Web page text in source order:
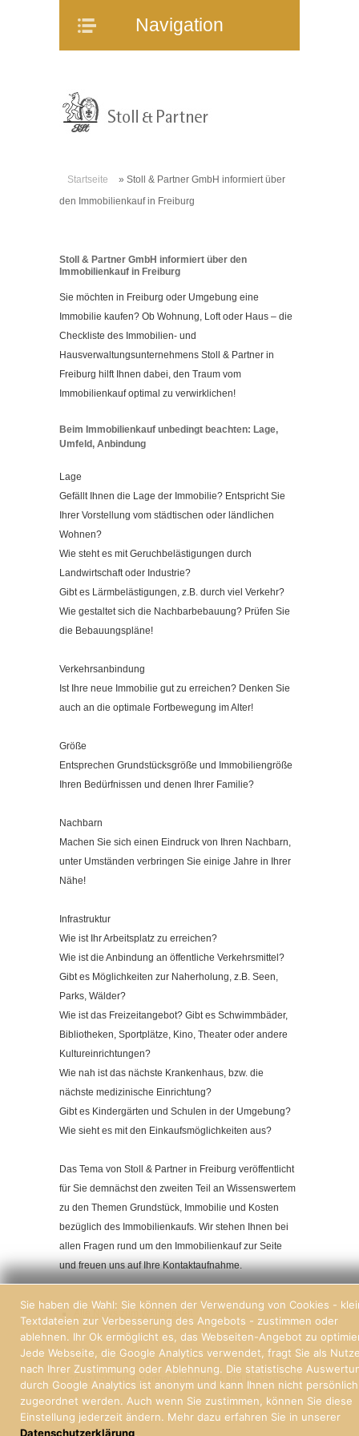
Navigation
Navigation
Mitarbeiter
Verkauf und Vermietung
Partner
Stellenangebote
Impressum
Cookieeinstellungen ändern
Startseite » Stoll & Partner GmbH informiert über
den Immobilienkauf in Freiburg
Stoll & Partner GmbH informiert über den
Immobilienkauf in Freiburg
Sie möchten in Freiburg oder Umgebung eine
Immobilie kaufen? Ob Wohnung, Loft oder Haus – die
Checkliste des Immobilien- und
Hausverwaltungsunternehmens Stoll & Partner in
Freiburg hilft Ihnen dabei, den Traum vom
Immobilienkauf optimal zu verwirklichen!
Beim Immobilienkauf unbedingt beachten: Lage,
Umfeld, Anbindung
Lage
Gefällt Ihnen die Lage der Immobilie? Entspricht Sie
Ihrer Vorstellung vom städtischen oder ländlichen
Wohnen?
Wie steht es mit Geruchbelästigungen durch
Landwirtschaft oder Industrie?
Gibt es Lärmbelästigungen, z.B. durch viel Verkehr?
Wie gestaltet sich die Nachbarbebauung? Prüfen Sie
die Bebauungspläne!
Verkehrsanbindung
Ist Ihre neue Immobilie gut zu erreichen? Denken Sie
auch an die optimale Fortbewegung im Alter!
Größe
Entsprechen Grundstücksgröße und Immobiliengröße
Ihren Bedürfnissen und denen Ihrer Familie?
Nachbarn
Machen Sie sich einen Eindruck von Ihren Nachbarn,
unter Umständen verbringen Sie einige Jahre in Ihrer
Nähe!
Infrastruktur
Wie ist Ihr Arbeitsplatz zu erreichen?
Wie ist die Anbindung an öffentliche Verkehrsmittel?
Gibt es Möglichkeiten zur Naherholung, z.B. Seen,
Parks, Wälder?
Wie ist das Freizeitangebot? Gibt es Schwimmbäder,
Bibliotheken, Sportplätze, Kino, Theater oder andere
Kultureinrichtungen?
Wie nah ist das nächste Krankenhaus, bzw. die
nächste medizinische Einrichtung?
Gibt es Kindergärten und Schulen in der Umgebung?
Wie sieht es mit den Einkaufsmöglichkeiten aus?
Das Tema von Stoll & Partner in Freiburg veröffentlicht
für Sie demnächst den zweiten Teil an Wissenswertem
zu den Themen Grundstück, Immobilie und Kosten
bezüglich des Immobilienkaufs. Wir stehen Ihnen bei
allen Fragen rund um den Immobilienkauf zur Seite
und freuen uns auf Ihre Kontaktaufnahme.
© 2026 | Stoll und Partner, Immobilien und Hausverwaltung Freiburg
Sie haben die Wahl: Sie können der Verwendung von Cookies -
Textdateien zur Verbesserung des Angebots - zustimmen oder
ablehnen. Ihr Ok ermöglicht es, das Webseiten-Angebot zu
Jede Webseite, die Google Analytics verwendet, fragt Sie als
nach Ihrer Zustimmung oder Ablehnung. Die statistische
durch Google Analytics ist anonym und kann Ihnen nicht persönlich
zugeordnet werden. Auch wenn Sie zustimmen, können Sie diese
Einstellung jederzeit ändern. Mehr dazu erfahren Sie in unserer
Datenschutzerklärung.